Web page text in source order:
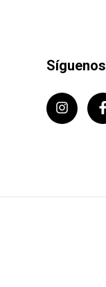
Síguenos